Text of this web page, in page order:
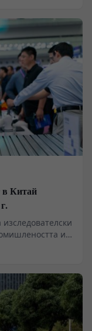
в Китай
и
на
ръст от 40%